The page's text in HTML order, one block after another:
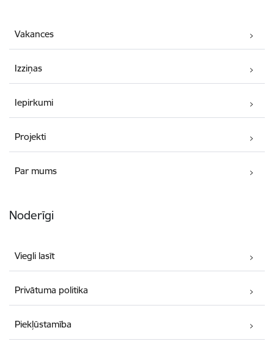
Vakances
Izziņas
Iepirkumi
Projekti
Par mums
Noderīgi
Viegli lasīt
Privātuma politika
Piekļūstamība